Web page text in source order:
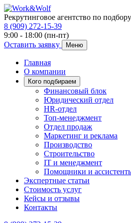
Рекрутинговое агентство по
8 (909) 272-15-39
9:00 - 18:00 (пн-пт)
Оставить заявку
Меню
Главная
О компании
Кого подбираем
Финансовый блок
Юридический отдел
HR-отдел
Топ-менеджмент
Отдел продаж
Маркетинг и реклама
Производство
Строительство
IT и менеджмент
Помощники и
Экспертные статьи
Стоимость услуг
Кейсы и отзывы
Контакты